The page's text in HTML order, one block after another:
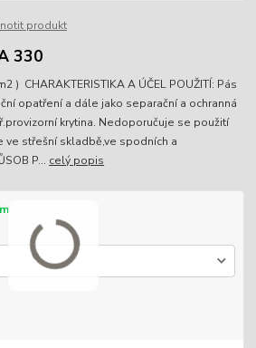
produkt
330
) CHARAKTERISTIKA A ÚČEL POUŽITÍ: Pás
opatření a dále jako separační a ochranná
krytina. Nedoporučuje se použití
střešní skladbě,ve spodních a
P... celý popis